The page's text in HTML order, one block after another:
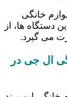
خانگی
دستگاه ها، از
می گیرد.
ال جی در